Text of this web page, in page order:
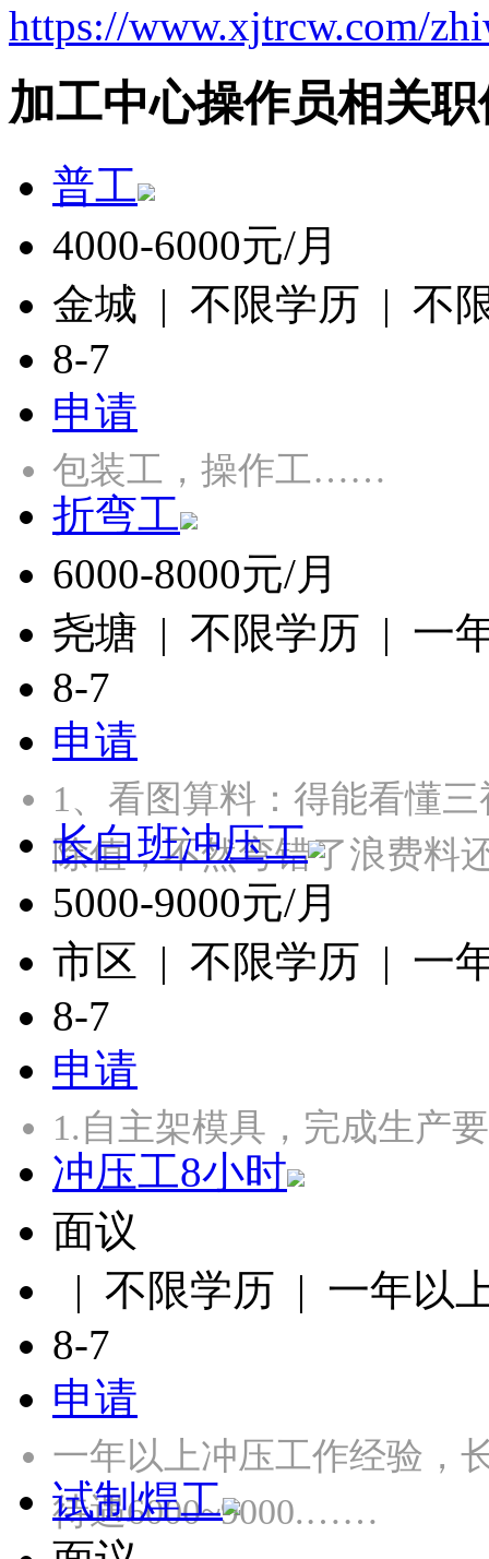
https://www.xjtrcw.com/
加工中心操作员相关职
普工
4000-6000元/月
金城 | 不限学历 | 不
8-7
申请
包装工，操作工……
折弯工
6000-8000元/月
尧塘 | 不限学历 | 一
8-7
申请
1、‌看图算料‌：得能看懂
除值，不然弯错了浪费
长白班冲压工
5000-9000元/月
市区 | 不限学历 | 一
8-7
申请
1.自主架模具，完成生产
冲压工8小时
面议
| 不限学历 | 一年以
8-7
申请
一年以上冲压工作经验，
待遇6000~9000.……
试制焊工